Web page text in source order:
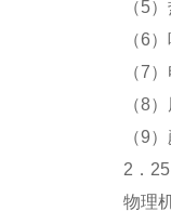
（5
（6
（7
（8
（9
2．
物理